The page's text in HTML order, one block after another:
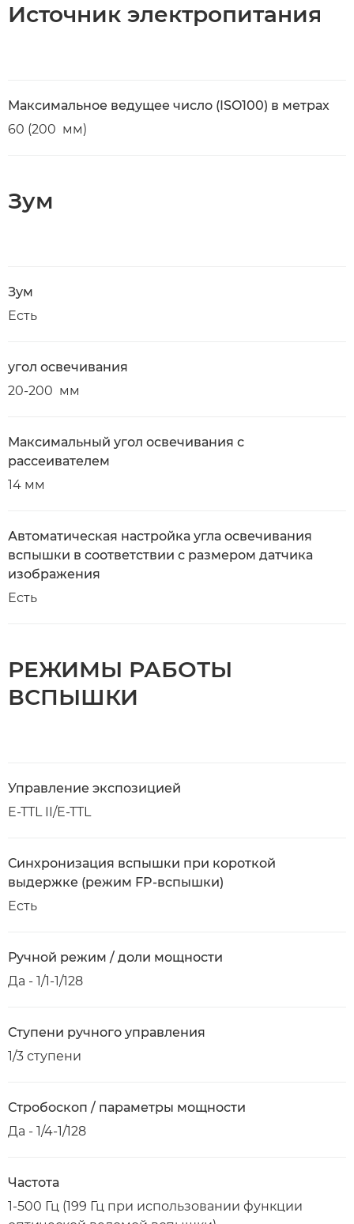
Источник электропитания
Максимальное ведущее число (ISO100) в метрах
60 (200 мм)
Зум
Зум
Есть
угол освечивания
20-200 мм
Максимальный угол освечивания с
рассеивателем
14 мм
Автоматическая настройка угла освечивания
вспышки в соответствии с размером датчика
изображения
Есть
РЕЖИМЫ РАБОТЫ
ВСПЫШКИ
Управление экспозицией
E-TTL II/E-TTL
Синхронизация вспышки при короткой
выдержке (режим FP-вспышки)
Есть
Ручной режим / доли мощности
Да - 1/1-1/128
Ступени ручного управления
1/3 ступени
Стробоскоп / параметры мощности
Да - 1/4-1/128
Частота
1-500 Гц (199 Гц при использовании функции